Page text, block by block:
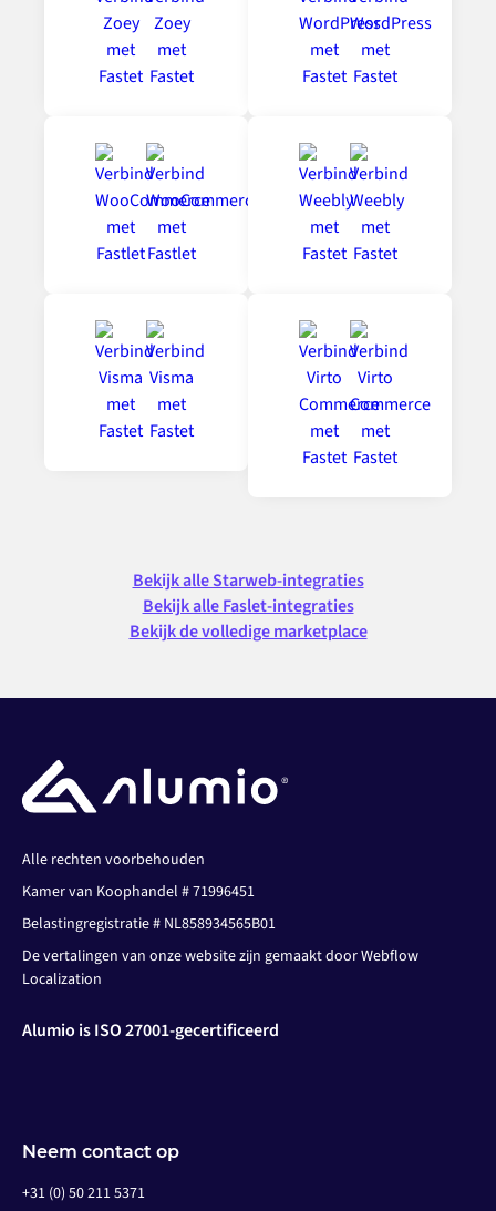
Bekijk alle Starweb-integraties
Bekijk alle Faslet-integraties
Bekijk de volledige marketplace
Alle rechten voorbehouden
Kamer van Koophandel # 71996451
Belastingregistratie # NL858934565B01
De vertalingen van onze website zijn gemaakt door Webflow
Localization
Alumio is ISO 27001-gecertificeerd
Neem contact op
+31 (0) 50 211 5371